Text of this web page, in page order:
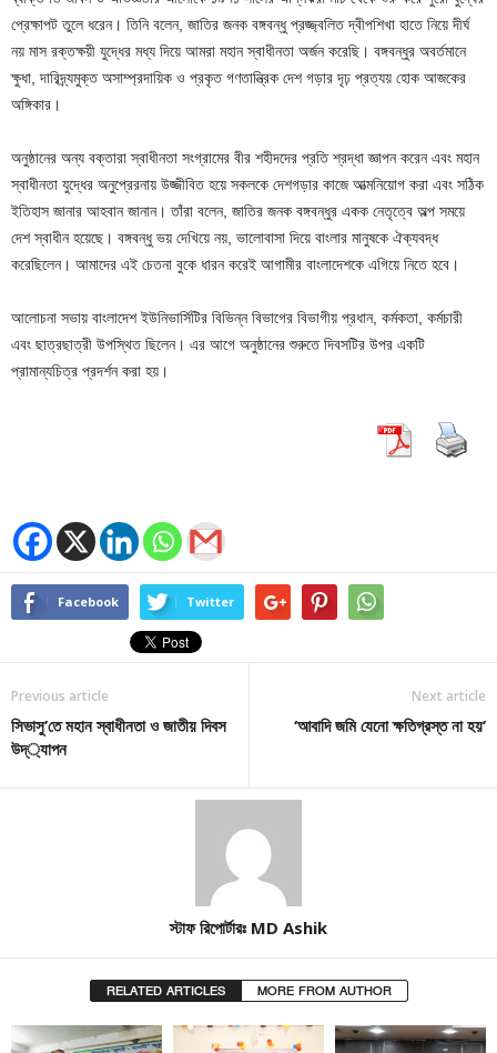
প্রেক্ষাপট তুলে ধরেন। তিনি বলেন, জাতির জনক বঙ্গবন্ধু প্রজ্জ্বলিত দ্বীপশিখা হাতে নিয়ে দীর্ঘ
নয় মাস রক্তক্ষয়ী যুদ্ধের মধ্য দিয়ে আমরা মহান স্বাধীনতা অর্জন করেছি। বঙ্গবন্ধুর অবর্তমানে
ক্ষুধা, দারিদ্র্যমুক্ত অসাম্প্রদায়িক ও প্রকৃত গণতান্ত্রিক দেশ গড়ার দৃঢ় প্রত্যয় হোক আজকের
অঙ্গিকার।
অনুষ্ঠানের অন্য বক্তারা স্বাধীনতা সংগ্রামের বীর শহীদদের প্রতি শ্রদ্ধা জ্ঞাপন করেন এবং মহান
স্বাধীনতা যুদ্ধের অনুপ্রেরনায় উজ্জীবিত হয়ে সকলকে দেশগড়ার কাজে আত্মনিয়োগ করা এবং সঠিক
ইতিহাস জানার আহবান জানান। তাঁরা বলেন, জাতির জনক বঙ্গবন্ধুর একক নেতৃত্বে অল্প সময়ে
দেশ স্বাধীন হয়েছে। বঙ্গবন্ধু ভয় দেখিয়ে নয়, ভালোবাসা দিয়ে বাংলার মানুষকে ঐক্যবদ্ধ
করেছিলেন। আমাদের এই চেতনা বুকে ধারন করেই আগামীর বাংলাদেশকে এগিয়ে নিতে হবে।
আলোচনা সভায় বাংলাদেশ ইউনিভার্সিটির বিভিন্ন বিভাগের বিভাগীয় প্রধান, কর্মকতা, কর্মচারী
এবং ছাত্রছাত্রী উপস্থিত ছিলেন। এর আগে অনুষ্ঠানের শুরুতে দিবসটির উপর একটি
প্রামান্যচিত্র প্রদর্শন করা হয়।
Facebook Twitter
Previous article
সিভাসু’তে মহান স্বাধীনতা ও জাতীয় দিবস
উদ্্যাপন
Next article
‘আবাদি জমি যেনো ক্ষতিগ্রস্ত না হয়’
স্টাফ রিপোর্টারঃ MD Ashik
RELATED ARTICLES MORE FROM AUTHOR